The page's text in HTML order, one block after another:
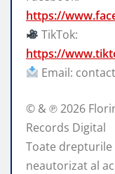
https://
TikTok:
https://
Email:
© & ℗ 2026
Records Digital
Toate drepturile
neautorizat al